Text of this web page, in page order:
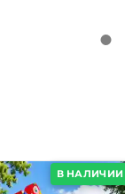
В НАЛИЧИИ